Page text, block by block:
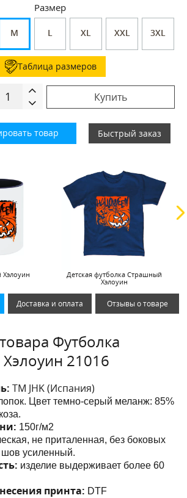
Размер
M L XL XXL 3XL
Таблица размеров
Купить
товар Быстрый заказ
Детская футболка Страшный
Хэлоуин
Доставка и оплата Отзывы о товаре
Футболка
21016
ТМ JHK (Испания)
Цвет темно-серый меланж: 85%
150г/м2
не приталенная, без боковых
усиленный.
изделие выдерживает более 60
принта: DTF